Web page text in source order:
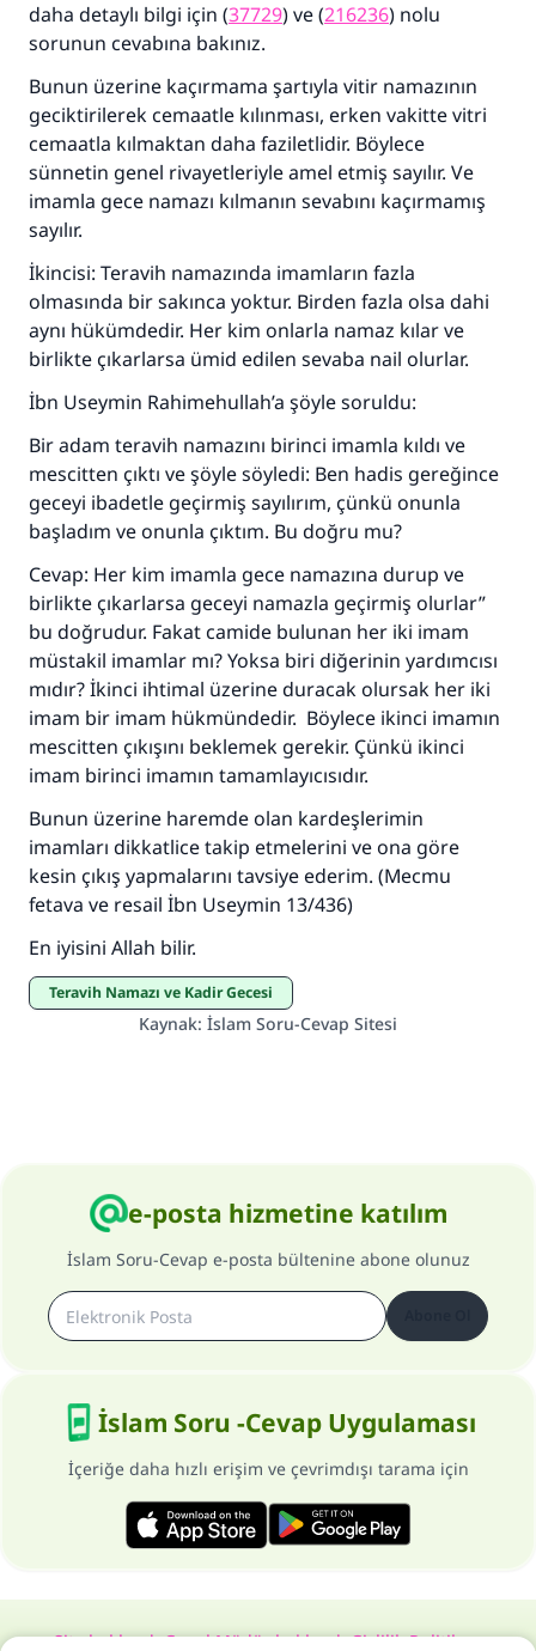
daha detaylı bilgi için (37729) ve (216236) nolu
sorunun cevabına bakınız.
Bunun üzerine kaçırmama şartıyla vitir namazının
geciktirilerek cemaatle kılınması, erken vakitte vitri
cemaatla kılmaktan daha faziletlidir. Böylece
sünnetin genel rivayetleriyle amel etmiş sayılır. Ve
imamla gece namazı kılmanın sevabını kaçırmamış
sayılır.
İkincisi: Teravih namazında imamların fazla
olmasında bir sakınca yoktur. Birden fazla olsa dahi
aynı hükümdedir. Her kim onlarla namaz kılar ve
birlikte çıkarlarsa ümid edilen sevaba nail olurlar.
İbn Useymin Rahimehullah’a şöyle soruldu:
Bir adam teravih namazını birinci imamla kıldı ve
mescitten çıktı ve şöyle söyledi: Ben hadis gereğince
geceyi ibadetle geçirmiş sayılırım, çünkü onunla
başladım ve onunla çıktım. Bu doğru mu?
Cevap: Her kim imamla gece namazına durup ve
birlikte çıkarlarsa geceyi namazla geçirmiş olurlar”
bu doğrudur. Fakat camide bulunan her iki imam
müstakil imamlar mı? Yoksa biri diğerinin yardımcısı
mıdır? İkinci ihtimal üzerine duracak olursak her iki
imam bir imam hükmündedir. Böylece ikinci imamın
mescitten çıkışını beklemek gerekir. Çünkü ikinci
imam birinci imamın tamamlayıcısıdır.
Bunun üzerine haremde olan kardeşlerimin
imamları dikkatlice takip etmelerini ve ona göre
kesin çıkış yapmalarını tavsiye ederim. (Mecmu
fetava ve resail İbn Useymin 13/436)
En iyisini Allah bilir.
Teravih Namazı ve Kadir Gecesi
Kaynak: İslam Soru-Cevap Sitesi
e-posta hizmetine katılım
İslam Soru-Cevap e-posta bültenine abone olunuz
İslam Soru -Cevap Uygulaması
İçeriğe daha hızlı erişim ve çevrimdışı tarama için
Site hakkındaGenel Müdür hakkındaGizlilik Politikası